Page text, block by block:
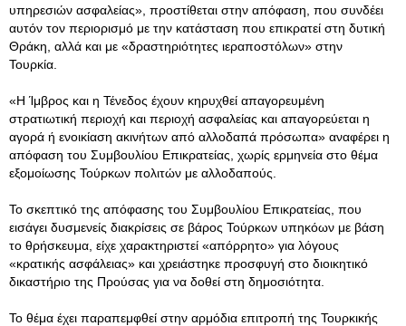
υπηρεσιών ασφαλείας», προστίθεται στην απόφαση, που συνδέει
αυτόν τον περιορισμό με την κατάσταση που επικρατεί στη δυτική
Θράκη, αλλά και με «δραστηριότητες ιεραποστόλων» στην
Τουρκία.
«Η Ίμβρος και η Τένεδος έχουν κηρυχθεί απαγορευμένη
στρατιωτική περιοχή και περιοχή ασφαλείας και απαγορεύεται η
αγορά ή ενοικίαση ακινήτων από αλλοδαπά πρόσωπα» αναφέρει η
απόφαση του Συμβουλίου Επικρατείας, χωρίς ερμηνεία στο θέμα
εξομοίωσης Τούρκων πολιτών με αλλοδαπούς.
Το σκεπτικό της απόφασης του Συμβουλίου Επικρατείας, που
εισάγει δυσμενείς διακρίσεις σε βάρος Τούρκων υπηκόων με βάση
το θρήσκευμα, είχε χαρακτηριστεί «απόρρητο» για λόγους
«κρατικής ασφάλειας» και χρειάστηκε προσφυγή στο διοικητικό
δικαστήριο της Προύσας για να δοθεί στη δημοσιότητα.
Το θέμα έχει παραπεμφθεί στην αρμόδια επιτροπή της Τουρκικής